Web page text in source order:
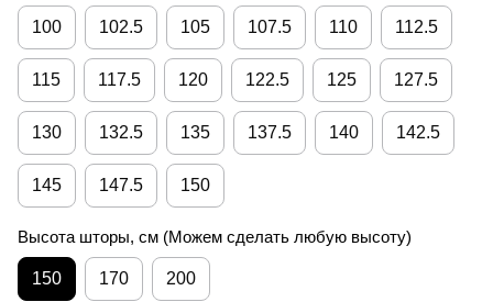
100 102.5 105 107.5 110 112.5
115 117.5 120 122.5 125 127.5
130 132.5 135 137.5 140 142.5
145 147.5 150
Высота шторы, см (Можем сделать любую высоту)
150 170 200